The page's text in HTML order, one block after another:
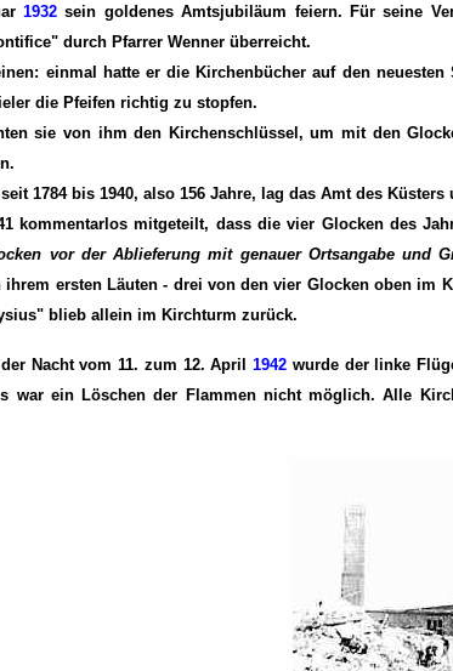
1932 sein goldenes Amtsjubiläum feiern. Für seine
durch Pfarrer Wenner überreicht.
einmal hatte er die Kirchenbücher auf den
die Pfeifen richtig zu stopfen.
sie von ihm den Kirchenschlüssel, um mit den
1784 bis 1940, also 156 Jahre, lag das Amt des
kommentarlos mitgeteilt, dass die vier Glocken des
vor der Ablieferung mit genauer Ortsangabe und
ersten Läuten - drei von den vier Glocken oben im
blieb allein im Kirchturm zurück.
Nacht vom 11. zum 12. April 1942 wurde der linke
war ein Löschen der Flammen nicht möglich. Alle